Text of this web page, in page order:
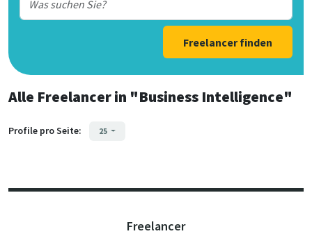
Freelancer finden
Alle Freelancerin "Business Intelligence"
Profile pro Seite: 25
Freelancer